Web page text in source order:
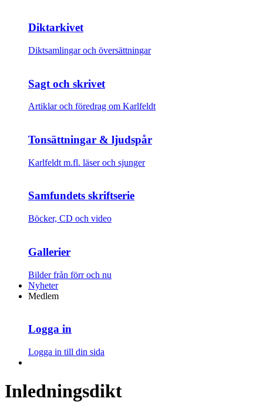
Diktarkivet
Diktsamlingar och översättningar
Sagt och skrivet
Artiklar och föredrag om Karlfeldt
Tonsättningar & ljudspår
Karlfeldt m.fl. läser och sjunger
Samfundets skriftserie
Böcker, CD och video
Gallerier
Bilder från förr och nu
Nyheter
Medlem
Logga in
Logga in till din sida
Inledningsdikt